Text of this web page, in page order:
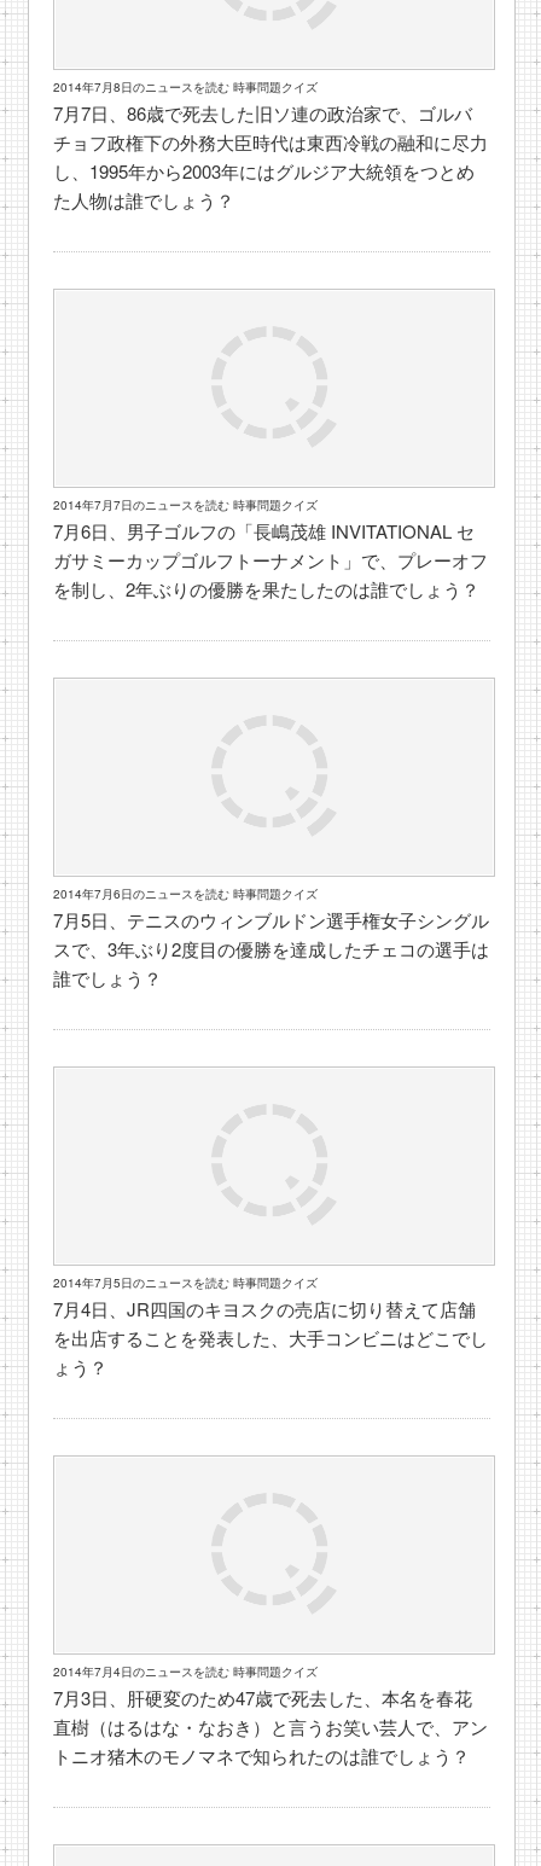
2014年7月8日のニュースを読む 時事問題クイズ
7月7日、86歳で死去した旧ソ連の政治家で、ゴルバ
チョフ政権下の外務大臣時代は東西冷戦の融和に尽力
し、1995年から2003年にはグルジア大統領をつとめ
た人物は誰でしょう？
2014年7月7日のニュースを読む 時事問題クイズ
7月6日、男子ゴルフの「長嶋茂雄 INVITATIONAL セ
ガサミーカップゴルフトーナメント」で、プレーオフ
を制し、2年ぶりの優勝を果たしたのは誰でしょう？
2014年7月6日のニュースを読む 時事問題クイズ
7月5日、テニスのウィンブルドン選手権女子シングル
スで、3年ぶり2度目の優勝を達成したチェコの選手は
誰でしょう？
2014年7月5日のニュースを読む 時事問題クイズ
7月4日、JR四国のキヨスクの売店に切り替えて店舗
を出店することを発表した、大手コンビニはどこでし
ょう？
2014年7月4日のニュースを読む 時事問題クイズ
7月3日、肝硬変のため47歳で死去した、本名を春花
直樹（はるはな・なおき）と言うお笑い芸人で、アン
トニオ猪木のモノマネで知られたのは誰でしょう？